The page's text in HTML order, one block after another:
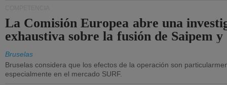
La Comisión Europea abre una
exhaustiva sobre la fusión de Saipem y
Bruselas
Bruselas considera que los efectos de la operación son
especialmente en el mercado SURF.